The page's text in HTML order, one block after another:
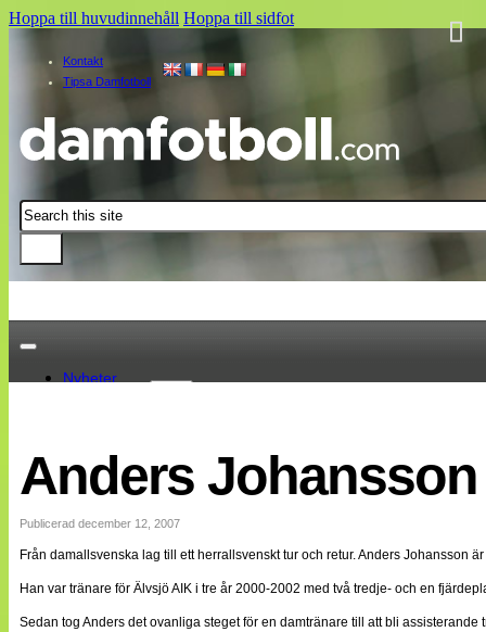
Hoppa till huvudinnehåll Hoppa till sidfot
Kontakt
Tipsa Damfotboll
Sök
Nyheter
Landslaget
EM 2013
Internationellt
Bildreportage
Bloggar
Lagen
Cuper
Anders
Publicerad december 12, 2007
Från damallsvenska lag till ett herrallsvenskt tur och retur. Anders Johansson
Han var tränare för Älvsjö AIK i tre år 2000-2002 med två tredje- och en
Sedan tog Anders det ovanliga steget för en damtränare till att bli